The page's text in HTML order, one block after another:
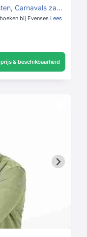
, Carnavals zangers
bij Evenses Lees
& beschikbaarheid